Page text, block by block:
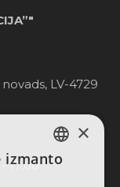
LV-4729
17:00
LATVIAN
×
izmanto